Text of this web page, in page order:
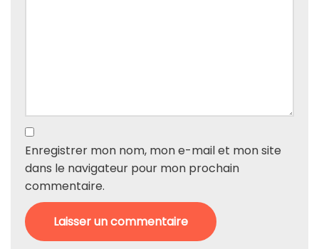
Enregistrer mon nom, mon e-mail et mon site
dans le navigateur pour mon prochain
commentaire.